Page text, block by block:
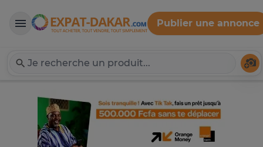
Expat-Dakar
Publier une annonce